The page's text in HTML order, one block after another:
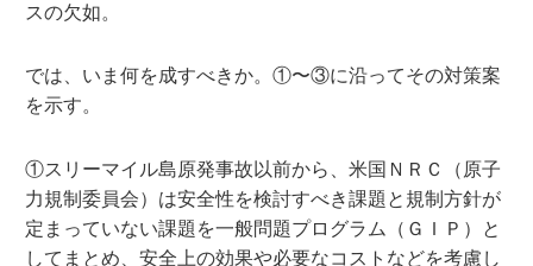
スの欠如。
では、いま何を成すべきか。①〜③に沿ってその対策案
を示す。
①スリーマイル島原発事故以前から、米国ＮＲＣ（原子
力規制委員会）は安全性を検討すべき課題と規制方針が
定まっていない課題を一般問題プログラム（ＧＩＰ）と
してまとめ、安全上の効果や必要なコストなどを考慮し